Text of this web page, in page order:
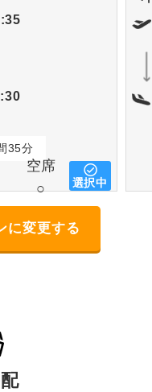
35分
空席
○
選択中
に変更する